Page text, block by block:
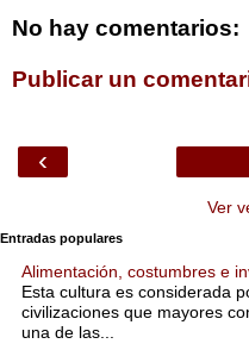
No hay comentarios:
Publicar un
‹
Ver
Entradas populares
Alimentación, costumbres e
Esta cultura es considerada
civilizaciones que mayores
una de las...